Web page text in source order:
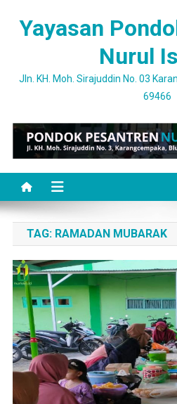
Yayasan
Nurul
Jln. KH. Moh. Sirajuddin No. 03
69466
TAG: RAMADAN MUBARAK